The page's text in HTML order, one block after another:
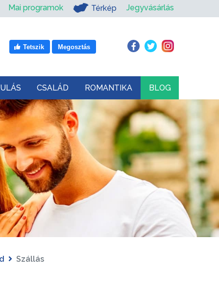
Mai programok Térkép Jegyvásárlás
Tetszik Megosztás
CSALÁD ROMANTIKA BLOG
Szállás